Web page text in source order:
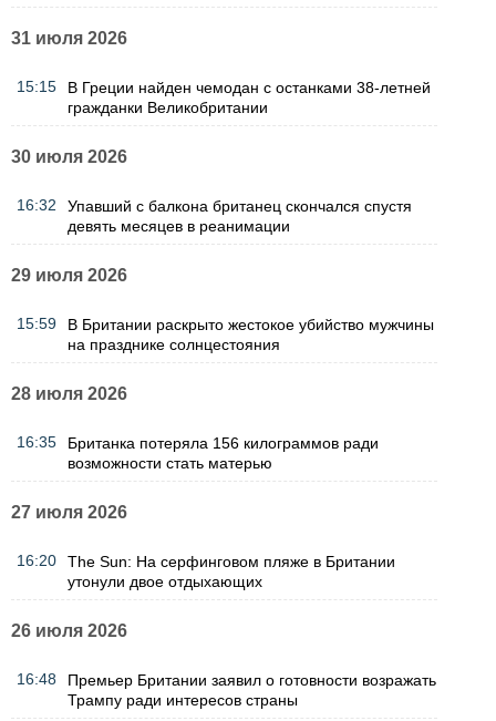
31 июля 2026
15:15
В Греции найден чемодан с останками 38-летней
гражданки Великобритании
30 июля 2026
16:32
Упавший с балкона британец скончался спустя
девять месяцев в реанимации
29 июля 2026
15:59
В Британии раскрыто жестокое убийство мужчины
на празднике солнцестояния
28 июля 2026
16:35
Британка потеряла 156 килограммов ради
возможности стать матерью
27 июля 2026
16:20
The Sun: На серфинговом пляже в Британии
утонули двое отдыхающих
26 июля 2026
16:48
Премьер Британии заявил о готовности возражать
Трампу ради интересов страны